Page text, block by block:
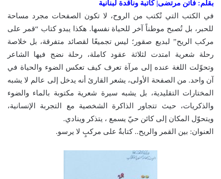
بقلم: فاتن مرتضى| كاتبة وناقدة لبنانية
في الكتب التي تُكتب من الروح، لا تكون الصفحات مجرد مساحة
للحبر، بل تُصبح موطناً آخر للحياة نفسها. هكذا يبدو كتاب “قمر على
مركب الريح” لبديع صقور؛ ليس تجميعًا لقصائد متفرقة، بل خلاصة
رحلة شعرية امتدت لثلاثة عقود كاملة، رحلة نضج فيها الشاعر
وتحوّلت اللغة عنده إلى مرآة تعرف كيف تعكس الضوء والحياة في
آن واحد. من الصفحة الأولى، يشعر القارئ أنه يدخل إلى عالم لا يشبه
المختارات التقليدية، بل يشبه سيرة شعرية مكتوبة بالماء والضوء
والذكريات، حيث تتجاور الذاكرة الشخصية مع التجربة الإنسانية،
ويتحوّل المكان إلى كائن حيّ يسمع ، يتذكر وينادي.
العنوان: بين القمر والريح.. كتابةٌ على مركبٍ لا يرسو.